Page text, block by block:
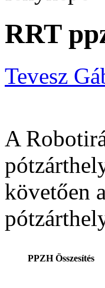
RRT
Tevesz
A
követően
PPZH Összesítés